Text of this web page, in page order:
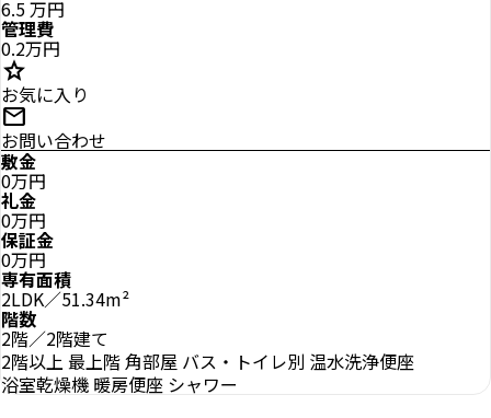
6.5万円
管理費
0.2万円
star
お気に入り
mail
お問い合わせ
敷金
0万円
礼金
0万円
保証金
0万円
専有面積
2LDK／51.34m²
階数
2階／2階建て
2階以上 最上階角部屋 バス・トイレ別 温水洗浄便座
浴室乾燥機 暖房便座 シャワー